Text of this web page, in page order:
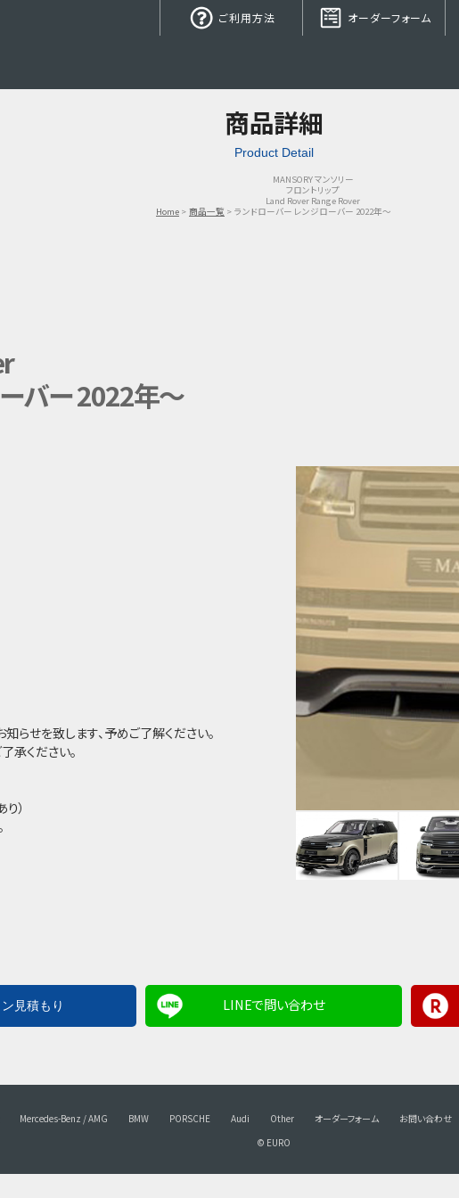
ご利用方法 オーダーフォーム
商品詳細
Product Detail
Home 商品一覧
MANSORY マンソリー
フロントリップ
Land Rover Range Rover
ランドローバー レンジローバー 2022年～
バー 2022年～
せを致します、予めご了解ください。
承ください。
）
LINEで問い合わせ
Mercedes-Benz / AMG BMW PORSCHE Audi Other オーダーフォーム お問い合わせ
© EURO